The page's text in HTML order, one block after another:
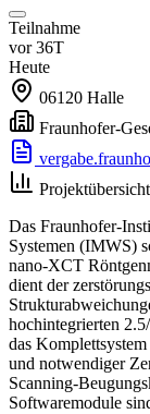
Teilnahme
vor 36T
Heute
06120 Halle
Fraunhofer-
Projektübersicht
Das Fraunhofer-
Systemen (IMWS)
nano-XCT
dient der
hochintegrierten
das
und notwendiger
Scanning-
Softwaremodule